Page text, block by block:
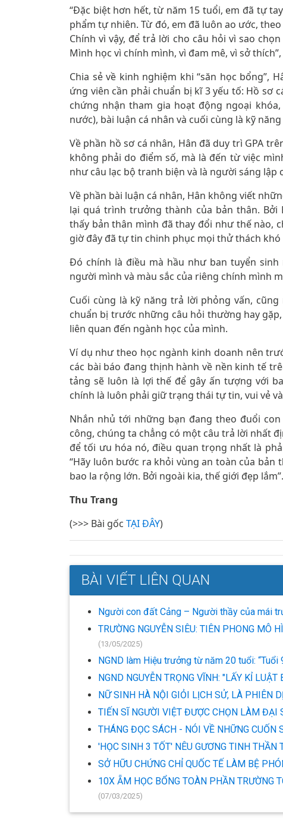
“Đặc biệt hơn hết, từ năm 15 tuổi, em đã tự
phẩm tự nhiên. Từ đó, em đã luôn ao ước,
Chính vì vậy, để trả lời cho câu hỏi vì sao
Mình học vì chính mình, vì đam mê, vì sở thích”,
Chia sẻ về kinh nghiệm khi “săn học bổng”,
ứng viên cần phải chuẩn bị kĩ 3 yếu tố: Hồ sơ
chứng nhận tham gia hoạt động ngoại
nước), bài luận cá nhân và cuối cùng là kỹ
Về phần hồ sơ cá nhân, Hân đã duy trì GPA
không phải do điểm số, mà là đến từ việc
như câu lạc bộ tranh biện và là người sáng
Về phần bài luận cá nhân, Hân không viết
lại quá trình trưởng thành của bản thân.
thấy bản thân mình đã thay đổi như thế
giờ đây đã tự tin chinh phục mọi thử thách khó
Đó chính là điều mà hầu như ban tuyển
người mình và màu sắc của riêng chính mình
Cuối cùng là kỹ năng trả lời phỏng vấn,
chuẩn bị trước những câu hỏi thường hay
liên quan đến ngành học của mình.
Ví dụ như theo học ngành kinh doanh nên
các bài báo đang thịnh hành về nền kinh tế
tảng sẽ luôn là lợi thế để gây ấn tượng với
chính là luôn phải giữ trạng thái tự tin, vui vẻ
Nhắn nhủ tới những bạn đang theo đuổi
công, chúng ta chẳng có một câu trả lời nhất
để tối ưu hóa nó, điều quan trọng nhất là
“Hãy luôn bước ra khỏi vùng an toàn của
bao la rộng lớn. Bởi ngoài kia, thế giới đẹp lắm”.
Thu Trang
(>>> Bài gốc TẠI ĐÂY)
BÀI VIẾT LIÊN QUAN
Người con đất Cảng – Người thầy của mái
TRƯỜNG NGUYỄN SIÊU: TIÊN PHONG MÔ
(13/05/2025)
NGND làm Hiệu trưởng từ năm 20 tuổi:
NGND NGUYỄN TRỌNG VĨNH: "LẤY KỈ
NỮ SINH HÀ NỘI GIỎI LỊCH SỬ, LÀ PHIÊN
TIẾN SĨ NGƯỜI VIỆT ĐƯỢC CHỌN LÀM ĐẠI
THÁNG ĐỌC SÁCH - NÓI VỀ NHỮNG CUỐN
'HỌC SINH 3 TỐT' NÊU GƯƠNG TINH THẦN
SỞ HỮU CHỨNG CHỈ QUỐC TẾ LÀM BỆ
10X ẴM HỌC BỔNG TOÀN PHẦN TRƯỜNG
(07/03/2025)